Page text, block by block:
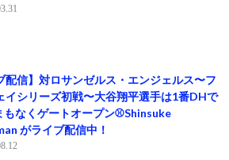
配信】対ロサンゼルス・エンジェルス〜フ
イシリーズ初戦〜大谷翔平選手は1番DHで
もなくゲートオープン⚾️Shinsuke
がライブ配信中！